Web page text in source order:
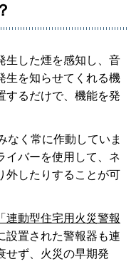
生した煙を感知し、音
生を知らせてくれる機
するだけで、機能を発
なく常に作動していま
イバーを使用して、ネ
外したりすることが可
「連動型住宅用火災警報
設置された警報器も連
せず、火災の早期発